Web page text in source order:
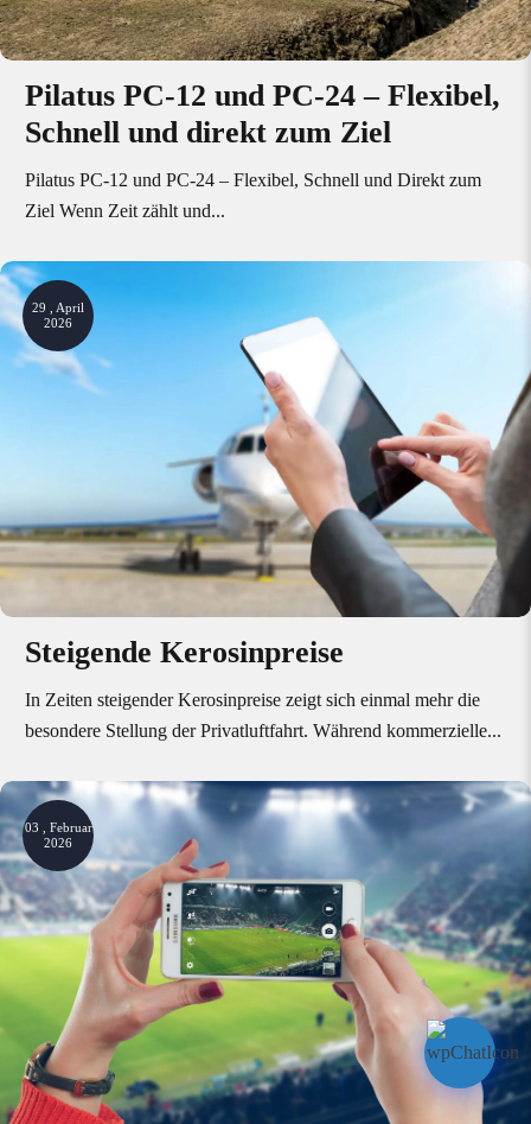
Pilatus PC-12 und PC-24 – Flexibel,
Schnell und direkt zum Ziel
Pilatus PC-12 und PC-24 – Flexibel, Schnell und Direkt zum
Ziel Wenn Zeit zählt und...
29 , April
2026
Steigende Kerosinpreise
In Zeiten steigender Kerosinpreise zeigt sich einmal mehr die
besondere Stellung der Privatluftfahrt. Während kommerzielle...
03 , Februar
2026